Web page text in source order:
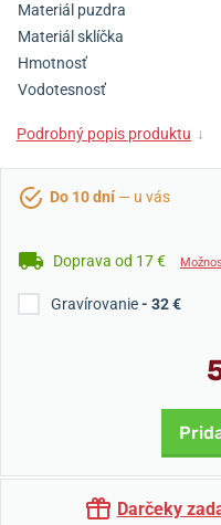
Materiál puzdra
Materiál sklíčka
Hmotnosť
Vodotesnosť
Podrobný popis produktu ↓
Do 10 dní — u vás
Doprava od 17 €
Gravírovanie- 32 €
Darčeky